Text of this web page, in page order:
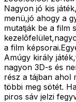
Nagyon jó kis
menü,jó ahogy a
mutatják be a film
a film
Amúgy király
nagyon 3D-s és
rész a tájban ahol
többi meg sötét.
piros sáv jelzi